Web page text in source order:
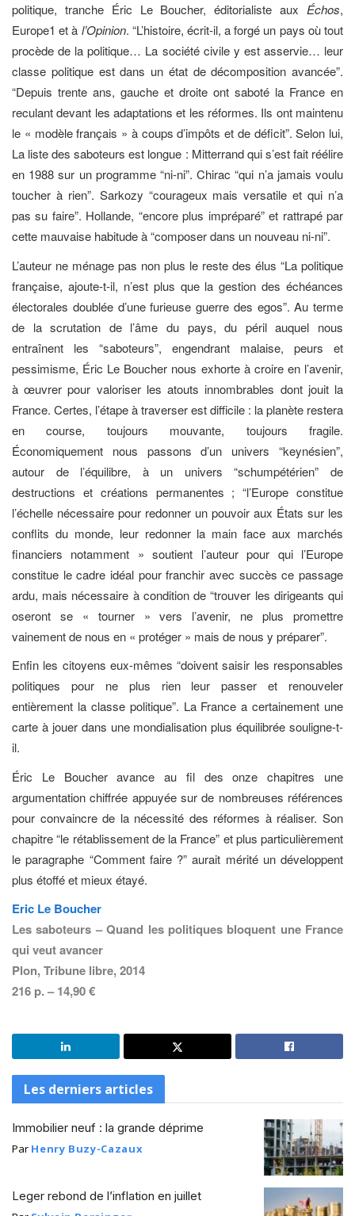
politique, tranche Éric Le Boucher, éditorialiste aux Échos,
Europe1 et à l’Opinion. “L’histoire, écrit-il, a forgé un pays où tout
procède de la politique… La société civile y est asservie… leur
classe politique est dans un état de décomposition avancée”.
“Depuis trente ans, gauche et droite ont saboté la France en
reculant devant les adaptations et les réformes. Ils ont maintenu
le « modèle français » à coups d’impôts et de déficit”. Selon lui,
La liste des saboteurs est longue : Mitterrand qui s’est fait réélire
en 1988 sur un programme “ni-ni”. Chirac “qui n’a jamais voulu
toucher à rien”. Sarkozy “courageux mais versatile et qui n’a
pas su faire”. Hollande, “encore plus impréparé” et rattrapé par
cette mauvaise habitude à “composer dans un nouveau ni-ni”.
L’auteur ne ménage pas non plus le reste des élus “La politique
française, ajoute-t-il, n’est plus que la gestion des échéances
électorales doublée d’une furieuse guerre des egos”. Au terme
de la scrutation de l’âme du pays, du péril auquel nous
entraînent les “saboteurs”, engendrant malaise, peurs et
pessimisme, Éric Le Boucher nous exhorte à croire en l’avenir,
à œuvrer pour valoriser les atouts innombrables dont jouit la
France. Certes, l’étape à traverser est difficile : la planète restera
en course, toujours mouvante, toujours fragile.
Économiquement nous passons d’un univers “keynésien”,
autour de l’équilibre, à un univers “schumpétérien” de
destructions et créations permanentes ; “l’Europe constitue
l’échelle nécessaire pour redonner un pouvoir aux États sur les
conflits du monde, leur redonner la main face aux marchés
financiers notamment » soutient l’auteur pour qui l’Europe
constitue le cadre idéal pour franchir avec succès ce passage
ardu, mais nécessaire à condition de “trouver les dirigeants qui
oseront se « tourner » vers l’avenir, ne plus promettre
vainement de nous en « protéger » mais de nous y préparer”.
Enfin les citoyens eux-mêmes “doivent saisir les responsables
politiques pour ne plus rien leur passer et renouveler
entièrement la classe politique”. La France a certainement une
carte à jouer dans une mondialisation plus équilibrée souligne-t-
il.
Éric Le Boucher avance au fil des onze chapitres une
argumentation chiffrée appuyée sur de nombreuses références
pour convaincre de la nécessité des réformes à réaliser. Son
chapitre “le rétablissement de la France” et plus particulièrement
le paragraphe “Comment faire ?” aurait mérité un développent
plus étoffé et mieux étayé.
Eric Le Boucher
Les saboteurs – Quand les politiques bloquent une France
qui veut avancer
Plon, Tribune libre, 2014
216 p. – 14,90 €
Les derniers articles
Immobilier neuf : la grande déprime
Par Henry Buzy-Cazaux
Leger rebond de l’inflation en juillet